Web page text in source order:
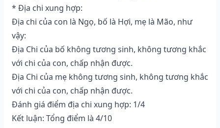
* Địa chi xung hợp:
Địa chi của con là Ngọ, bố là Hợi, mẹ là Mão, như
vậy:
Địa Chi của bố không tương sinh, không tương khắc
với chi của con, chấp nhận được.
Địa Chi của mẹ không tương sinh, không tương khắc
với chi của con, chấp nhận được.
Đánh giá điểm địa chi xung hợp: 1/4
Kết luận: Tổng điểm là 4/10